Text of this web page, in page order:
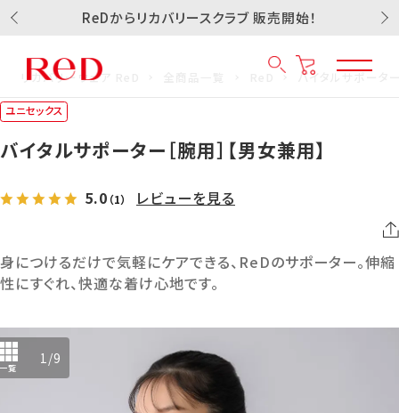
ReDからリカバリースクラブ 販売開始！
リカバリーウェア ReD バイタルサポータ
ユニセックス
バイタルサポーター［腕用］【男女兼用】
5.0 （1） レビューを見る
身につけるだけで気軽にケアできる、ReDのサポーター。伸縮
性にすぐれ、快適な着け心地です。
一覧
1/9